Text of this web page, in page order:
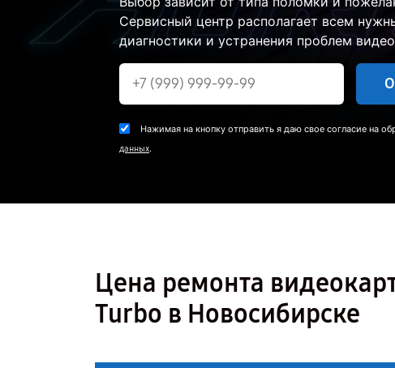
Сервисный центр располагает всем
диагностики и устранения проблем
Нажимая на кнопку отправить я даю свое согласие на
данных.
Цена ремонта
Turbo в Новосибирске